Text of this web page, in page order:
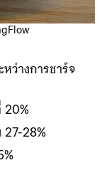
ว่างการชาร์จ
20%
27-28%